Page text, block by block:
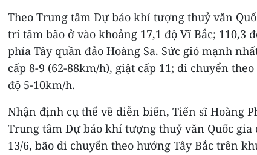
Theo Trung tâm Dự báo khí tượng thuỷ văn
trí tâm bão ở vào khoảng 17,1 độ Vĩ Bắc; 110,3
phía Tây quần đảo Hoàng Sa. Sức gió mạnh
cấp 8-9 (62-88km/h), giật cấp 11; di chuyển
độ 5-10km/h.
Nhận định cụ thể về diễn biến, Tiến sĩ Hoàng
Trung tâm Dự báo khí tượng thuỷ văn Quốc gia
13/6, bão di chuyển theo hướng Tây Bắc trên